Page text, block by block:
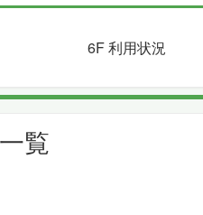
6F 利用状況
覧